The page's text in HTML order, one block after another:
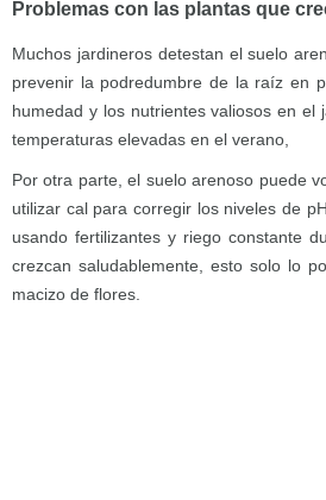
Problemas con las plantas que
Muchos jardineros detestan el suelo
prevenir la podredumbre de la raíz en
humedad y los nutrientes valiosos en
temperaturas elevadas en el verano,
Por otra parte, el suelo arenoso puede
utilizar cal para corregir los niveles de
usando fertilizantes y riego constante
crezcan saludablemente, esto solo lo
macizo de flores.